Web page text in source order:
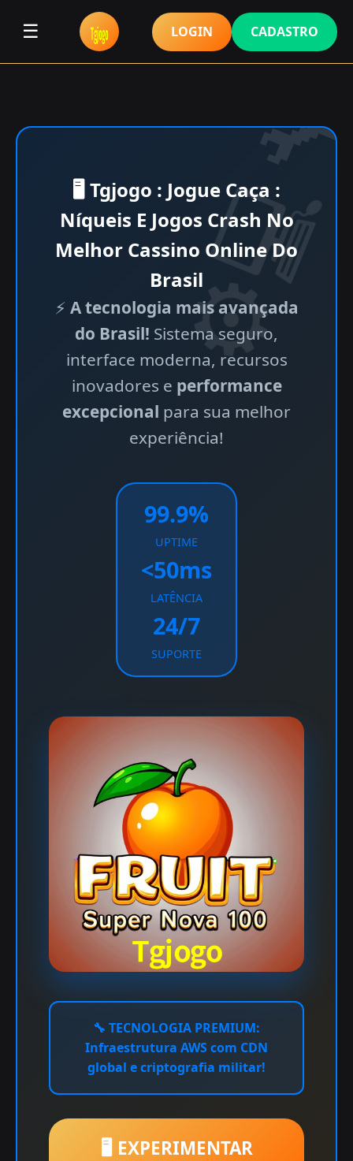
☰ LOGIN CADASTRO
🖥 Tgjogo : Jogue Caça :
Níqueis E Jogos Crash No
Melhor Cassino Online Do
Brasil
⚡ A tecnologia mais avançada
do Brasil! Sistema seguro,
interface moderna, recursos
inovadores e performance
excepcional para sua melhor
experiência!
99.9%
UPTIME
<50ms
LATÊNCIA
24/7
SUPORTE
🔧 TECNOLOGIA PREMIUM:
Infraestrutura AWS com CDN
global e criptografia militar!
🖥️ EXPERIMENTAR